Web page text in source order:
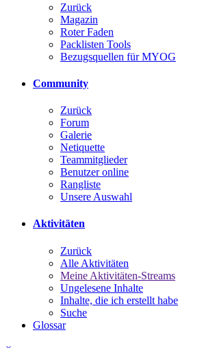
Zurück
Magazin
Roter Faden
Packlisten Tools
Bezugsquellen für MYOG
Community
Zurück
Forum
Galerie
Netiquette
Teammitglieder
Benutzer online
Rangliste
Unsere Auswahl
Aktivitäten
Zurück
Alle Aktivitäten
Meine Aktivitäten-Streams
Ungelesene Inhalte
Inhalte, die ich erstellt habe
Suche
Glossar